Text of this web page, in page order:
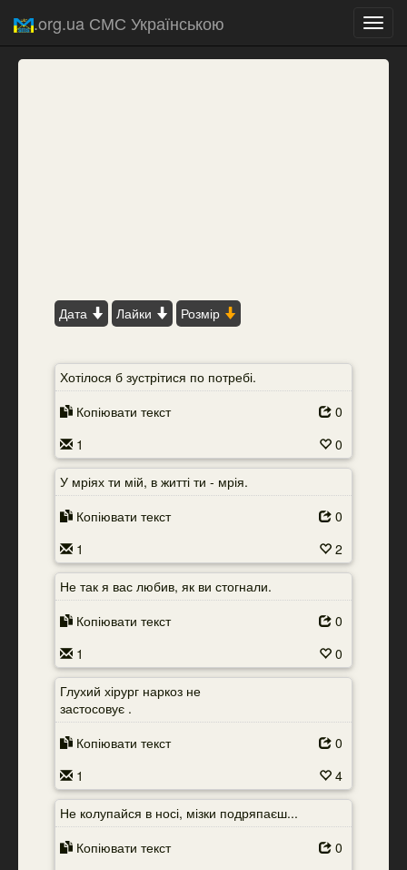
.org.ua СМС Українською
Дата Лайки Розмір
Хотілося б зустрітися по потребі.
Копіювати текст
0
1
0
У мріях ти мій, в житті ти - мрія.
Копіювати текст
0
1
2
Не так я вас любив, як ви стогнали.
Копіювати текст
0
1
0
Глухий хірург наркоз не
застосовує .
Копіювати текст
0
1
4
Не колупайся в носі, мізки подряпаєш...
Копіювати текст
0